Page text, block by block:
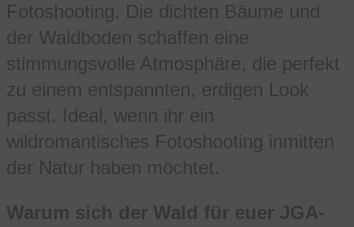
Fotoshooting. Die dichten Bäume und
der Waldboden schaffen eine
stimmungsvolle Atmosphäre, die perfekt
zu einem entspannten, erdigen Look
passt. Ideal, wenn ihr ein
wildromantisches Fotoshooting inmitten
der Natur haben möchtet.
Warum sich der Wald für euer JGA-